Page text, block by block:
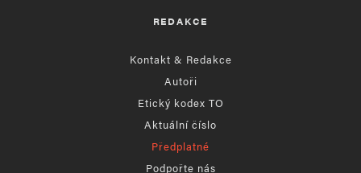
REDAKCE
Kontakt & Redakce
Autoři
Etický kodex TO
Aktuální číslo
Předplatné
Podpořte nás